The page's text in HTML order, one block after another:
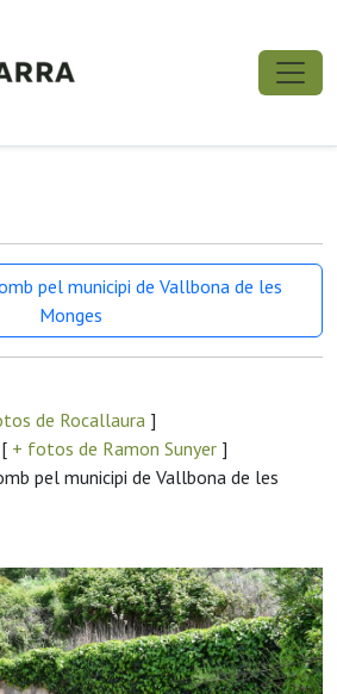
pel municipi de Vallbona de les
Monges
de Rocallaura ]
[ + fotos de Ramon Sunyer ]
pel municipi de Vallbona de les